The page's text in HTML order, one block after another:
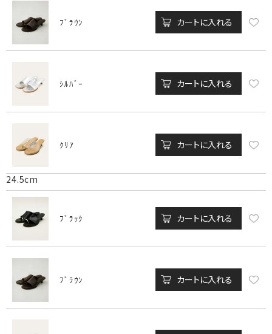
ﾌﾞﾗｳﾝ カートに入れる
ｼﾙﾊﾞｰ カートに入れる
ｸﾘｱ カートに入れる
24.5cm
ﾌﾞﾗｯｸ カートに入れる
ﾌﾞﾗｳﾝ カートに入れる